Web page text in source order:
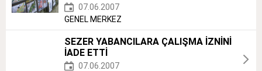
07.06.2007
GENEL MERKEZ
SEZER YABANCILARA ÇALIŞMA İZNİNİ
İADE ETTİ
07.06.2007